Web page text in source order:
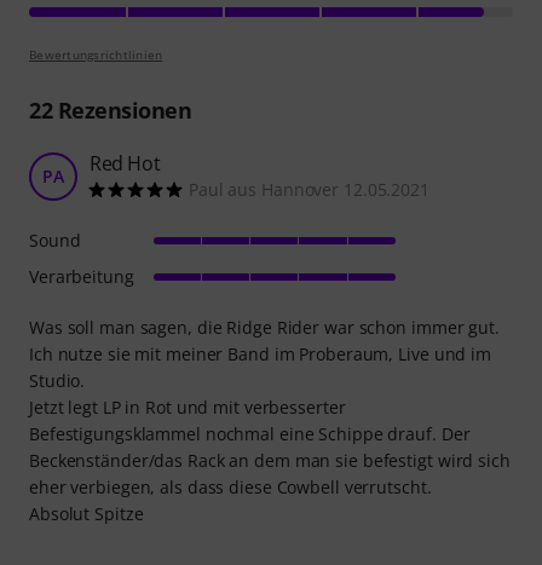
Bewertungsrichtlinien
22Rezensionen
PA Red Hot
Paul aus Hannover 12.05.2021
Was soll man sagen, die Ridge Rider war schon immer gut.
Ich nutze sie mit meiner Band im Proberaum, Live und im
Studio.
Jetzt legt LP in Rot und mit verbesserter
Befestigungsklammel nochmal eine Schippe drauf. Der
Beckenständer/das Rack an dem man sie befestigt wird sich
eher verbiegen, als dass diese Cowbell verrutscht.
Absolut Spitze
Sound
Verarbeitung